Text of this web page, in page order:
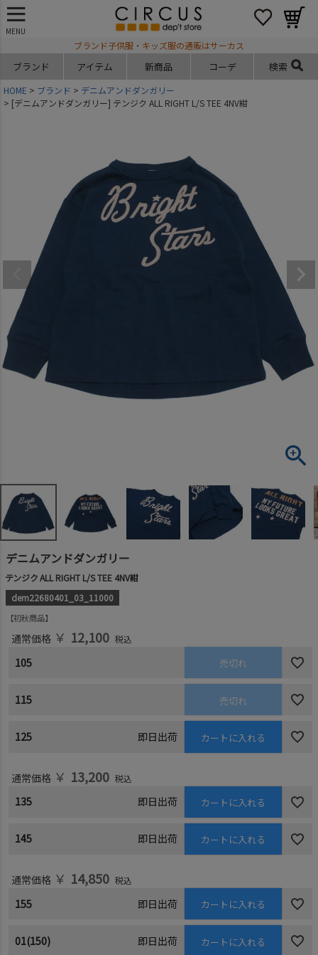
MENU
ブランド子供服・キッズ服の通販はサーカス
ブランド アイテム 新商品 コーデ 検索
HOME ブランド
デニムアンドダンガリー
[デニムアンドダンガリー] テンジク ALL RIGHT L/S TEE 4NV紺
デニムアンドダンガリー
テンジク ALL RIGHT L/S TEE 4NV紺
dem22680401_03_11000
初秋商品
通常価格 ￥ 12,100 税込
105 売切れ
115 売切れ
125 即日出荷 カートに入れる
通常価格 ￥ 13,200 税込
135 即日出荷 カートに入れる
145 即日出荷 カートに入れる
通常価格 ￥ 14,850 税込
155 即日出荷 カートに入れる
01(150) 即日出荷 カートに入れる